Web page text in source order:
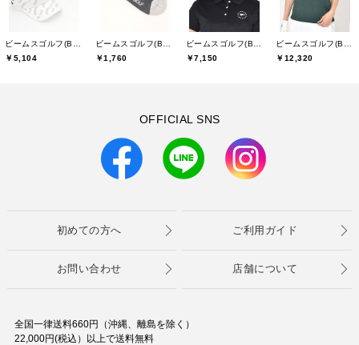
￥5,104
￥1,760
￥7,150
￥12,320
OFFICIAL SNS
初めての方へ ご利用ガイド
お問い合わせ 店舗について
全国一律送料660円（沖縄、離島を除く）
22,000円(税込）以上で送料無料